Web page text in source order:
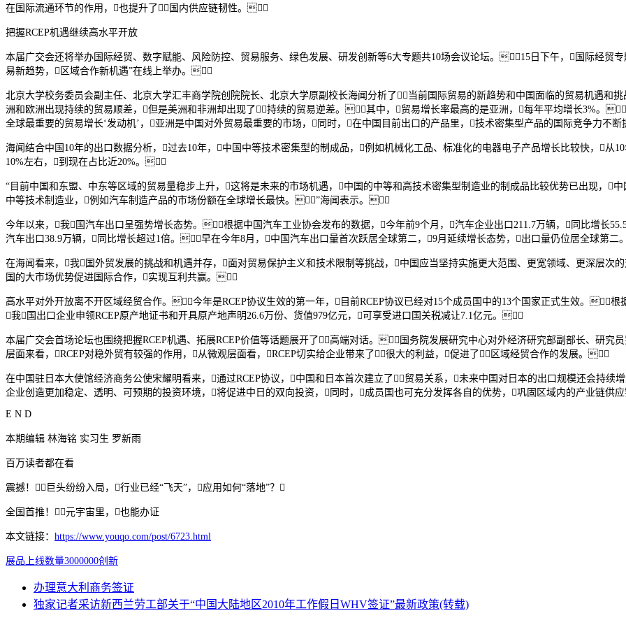
在国际流通环节的作用，也提升了国内供应链韧性。
把握RCEP机遇继续高水平开放
本届广交会还将举办国际经贸、数字赋能、风险防控、贸易服务、绿色发展、研发创新等6大专题共10场会议论坛。15日下午，国际经贸专
易新趋势，区域合作新机遇”在线上举办。
北京大学校务委员会副主任、北京大学汇丰商学院创院院长、北京大学原副校长海闻分析了当前国际贸易的新趋势和中国面临的贸易机遇和挑
洲和欧洲出现持续的贸易顺差，但是美洲和非洲却出现了持续的贸易逆差。其中，贸易增长率最高的是亚洲，每年平均增长3%。
全球最重要的贸易增长‘发动机’，亚洲是中国对外贸易最重要的市场，同时，在中国目前出口的产品里，技术密集型产品的国际竞争力不
海闻结合中国10年的出口数据分析，过去10年，中国中等技术密集型的制成品，例如机械化工品、标准化的电器电子产品增长比较快，从
10%左右，到现在占比近20%。
“目前中国和东盟、中东等区域的贸易量稳步上升，这将是未来的市场机遇，中国的中等和高技术密集型制造业的制成品比较优势已出现，
中等技术制造业，例如汽车制造产品的市场份额在全球增长最快。”海闻表示。
今年以来，我国汽车出口呈强势增长态势。根据中国汽车工业协会发布的数据，今年前9个月，汽车企业出口211.7万辆，同比增长
汽车出口38.9万辆，同比增长超过1倍。早在今年8月，中国汽车出口量首次跃居全球第二，9月延续增长态势，出口量仍位居全球第二
在海闻看来，我国外贸发展的挑战和机遇并存，面对贸易保护主义和技术限制等挑战，中国应当坚持实施更大范围、更宽领域、更深层次
国的大市场优势促进国际合作，实现互利共赢。
高水平对外开放离不开区域经贸合作。今年是RCEP协议生效的第一年，目前RCEP协议已经对15个成员国中的13个国家正式生效。根
我国出口企业申领RCEP原产地证书和开具原产地声明26.6万份、货值979亿元，可享受进口国关税减让7.1亿元。
本届广交会首场论坛也围绕把握RCEP机遇、拓展RCEP价值等话题展开了高端对话。国务院发展研究中心对外经济研究部副部长、研究
层面来看，RCEP对稳外贸有较强的作用，从微观层面看，RCEP切实给企业带来了很大的利益，促进了区域经贸合作的发展。
在中国驻日本大使馆经济商务公使宋耀明看来，通过RCEP协议，中国和日本首次建立了贸易关系，未来中国对日本的出口规模还会持续增
企业创造更加稳定、透明、可预期的投资环境，将促进中日的双向投资，同时，成员国也可充分发挥各自的优势，巩固区域内的产业链供
E N D
本期编辑 林海铭 实习生 罗新雨
百万读者都在看
震撼！巨头纷纷入局，行业已经“飞天”，应用如何“落地”？
全国首推！元宇宙里，也能办证
本文链接： https://www.youqo.com/post/6723.html
展品 上线数量3000000创新
办理意大利商务签证
独家记者采访新西兰劳工部关于“中国大陆地区2010年工作假日WHV签证”最新政策(转载)